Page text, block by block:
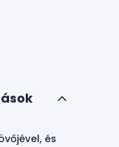
és